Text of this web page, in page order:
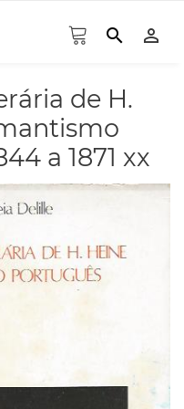
search person_outline
de H.
a 1871 xx